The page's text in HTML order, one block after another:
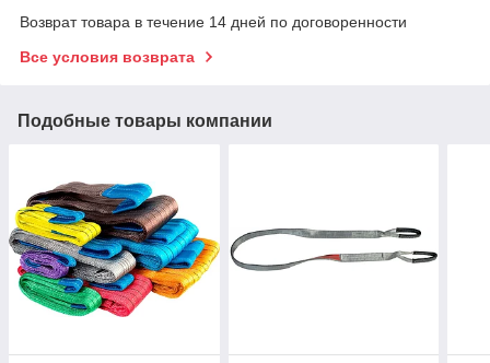
Возврат товара в течение 14 дней по договоренности
Все условия возврата
Подобные товары компании